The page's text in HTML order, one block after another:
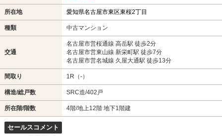
所在地 愛知県名古屋市東区東桜2丁目
種類 中古マンション
交通
名古屋市営桜通線 高岳駅 徒歩2分
名古屋市営東山線 新栄町駅 徒歩7分
名古屋市営名城線 久屋大通駅 徒歩13分
間取り 1R（-）
構造/総戸数 SRC造/402戸
所在階/階数 4階/地上12階 地下1階建
セールスコメント